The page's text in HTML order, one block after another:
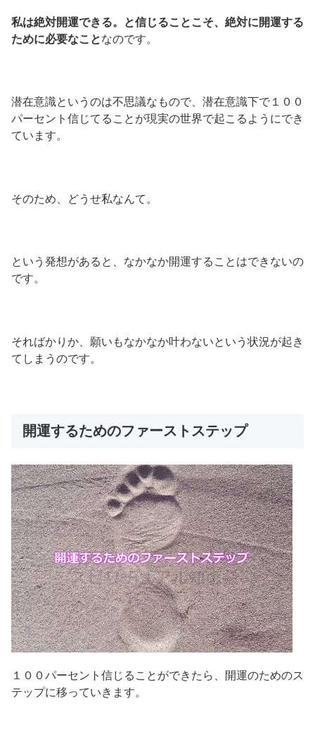
私は絶対開運できる。と信じることこそ、絶対に開運する
ために必要なことなのです。
潜在意識というのは不思議なもので、潜在意識下で１００
パーセント信じてることが現実の世界で起こるようにでき
ています。
そのため、どうせ私なんて。
という発想があると、なかなか開運することはできないの
です。
そればかりか、願いもなかなか叶わないという状況が起き
てしまうのです。
開運するためのファーストステップ
１００パーセント信じることができたら、開運のためのス
テップに移っていきます。